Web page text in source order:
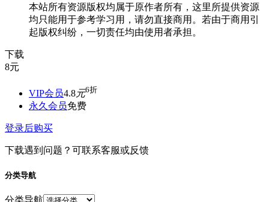
本站所有资源版权均属于原作者所有，这里所提供资源
均只能用于参考学习用，请勿直接商用。若由于商用引
起版权纠纷，一切责任均由使用者承担。
下载
8元
VIP会员4.8元6折
永久会员免费
登录后购买
下载遇到问题？可联系客服或反馈
分类导航
分类导航